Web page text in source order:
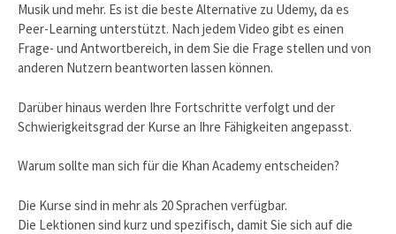
Musik und mehr. Es ist die beste Alternative zu Udemy, da es
Peer-Learning unterstützt. Nach jedem Video gibt es einen
Frage- und Antwortbereich, in dem Sie die Frage stellen und von
anderen Nutzern beantworten lassen können.
Darüber hinaus werden Ihre Fortschritte verfolgt und der
Schwierigkeitsgrad der Kurse an Ihre Fähigkeiten angepasst.
Warum sollte man sich für die Khan Academy entscheiden?
Die Kurse sind in mehr als 20 Sprachen verfügbar.
Die Lektionen sind kurz und spezifisch, damit Sie sich auf die